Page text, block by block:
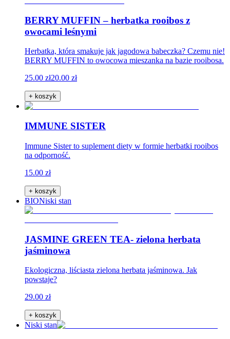
BERRY MUFFIN – herbatka rooibos z
owocami leśnymi
Herbatka, która smakuje jak jagodowa babeczka? Czemu nie!
BERRY MUFFIN to owocowa mieszanka na bazie rooibosa.
25.00 zł20.00 zł
+ koszyk
IMMUNE SISTER
Immune Sister to suplement diety w formie herbatki rooibos
na odporność.
15.00 zł
+ koszyk
BIONiski stan
JASMINE GREEN TEA- zielona herbata
jaśminowa
Ekologiczna, liściasta zielona herbata jaśminowa. Jak
powstaje?
29.00 zł
+ koszyk
Niski stan